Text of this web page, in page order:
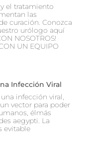
el tratamiento
las
curación. Conozca
urólogo aquí
NOSOTROS!
UN EQUIPO
Infección Viral
infección viral,
vector para poder
élmás
aegypti. La
evitable